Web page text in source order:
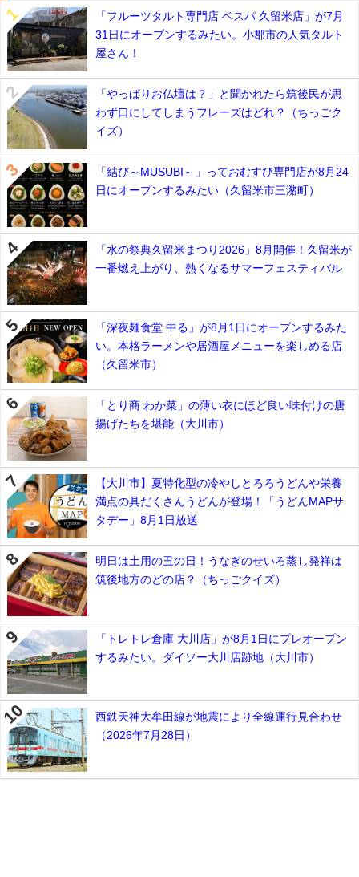
「フルーツタルト専門店 ベスパ 久留米店」が7月
31日にオープンするみたい。小郡市の人気タルト
屋さん！
「やっぱりお仏壇は？」と聞かれたら筑後民が思
わず口にしてしまうフレーズはどれ？（ちっごク
イズ）
「結び～MUSUBI～」っておむすび専門店が8月24
日にオープンするみたい（久留米市三潴町）
「水の祭典久留米まつり2026」8月開催！久留米が
一番燃え上がり、熱くなるサマーフェスティバル
「深夜麺食堂 中る」が8月1日にオープンするみた
い。本格ラーメンや居酒屋メニューを楽しめる店
（久留米市）
「とり商 わか菜」の薄い衣にほど良い味付けの唐
揚げたちを堪能（大川市）
【大川市】夏特化型の冷やしとろろうどんや栄養
満点の具だくさんうどんが登場！「うどんMAPサ
タデー」8月1日放送
明日は土用の丑の日！うなぎのせいろ蒸し発祥は
筑後地方のどの店？（ちっごクイズ）
「トレトレ倉庫 大川店」が8月1日にプレオープン
するみたい。ダイソー大川店跡地（大川市）
西鉄天神大牟田線が地震により全線運行見合わせ
（2026年7月28日）